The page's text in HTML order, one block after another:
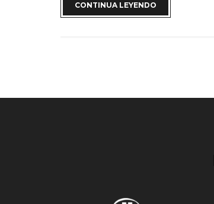
CONTINUA LEYENDO